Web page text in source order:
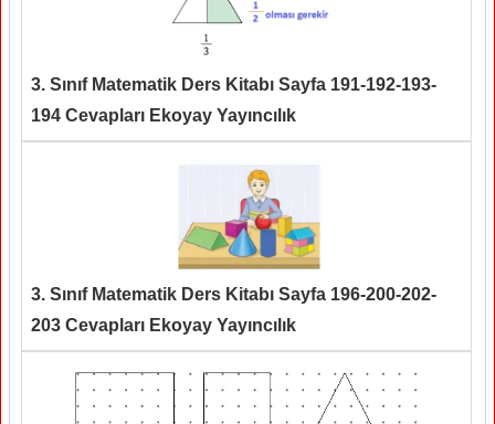
3. Sınıf Matematik Ders Kitabı Sayfa 191-192-193-
194 Cevapları Ekoyay Yayıncılık
3. Sınıf Matematik Ders Kitabı Sayfa 196-200-202-
203 Cevapları Ekoyay Yayıncılık